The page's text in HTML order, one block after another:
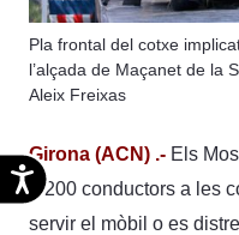
Accesibilidad
Pla frontal del cotxe
l’alçada de Maçanet de la
Aleix Freixas
Girona (ACN) .- Els
8.200 conductors a les
servir el mòbil o es